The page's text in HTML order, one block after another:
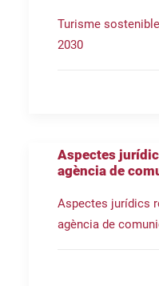
Turisme
2030
Aspectes
agència de
Aspectes jurídics
agència de